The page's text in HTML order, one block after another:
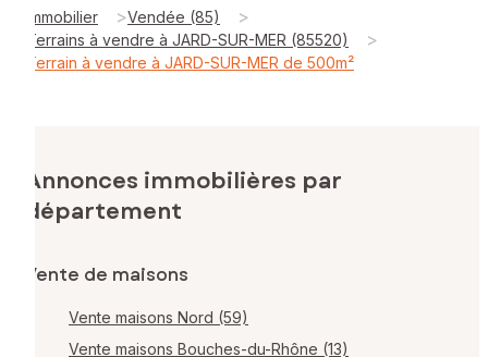
Immobilier >Vendée (85) >
Terrains à vendre à JARD-SUR-MER (85520) >
Terrain à vendre à JARD-SUR-MER de 500m²
Annonces immobilières par
département
Vente de maisons
Vente maisons Nord (59)
Vente maisons Bouches-du-Rhône (13)